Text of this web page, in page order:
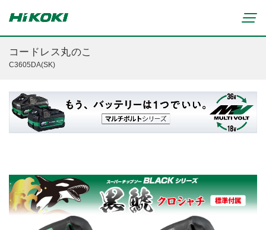
リチウムイオンコードレス製品
マルチボルト(36V)製品
ブラシレスモーター搭載製品
研磨(コードレス)
ブロワ(コードレス)
クリーナー・集じん(コードレス)
穴あけ・締付け
芝刈機
刈払機・草刈機
チェンソー
締付け・穴あけ・ハツリ用
研削用
集じん・エアダスタ用
重要なお知らせ
コードレス丸のこ
C3605DA(SK)